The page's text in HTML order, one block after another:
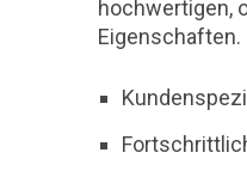
hochwertigen,
Eigenschaften.